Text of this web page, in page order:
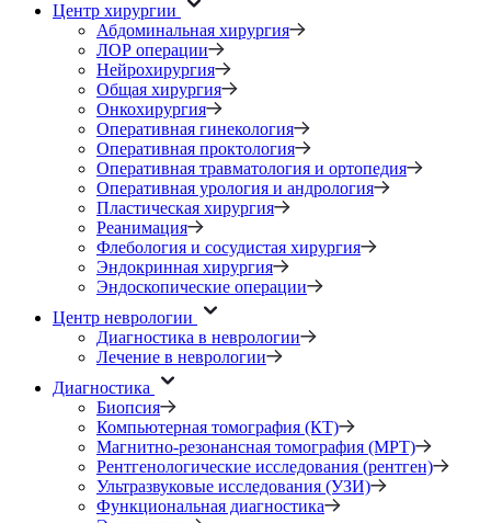
Центр хирургии
Абдоминальная хирургия
ЛОР операции
Нейрохирургия
Общая хирургия
Онкохирургия
Оперативная гинекология
Оперативная проктология
Оперативная травматология и ортопедия
Оперативная урология и андрология
Пластическая хирургия
Реанимация
Флебология и сосудистая хирургия
Эндокринная хирургия
Эндоскопические операции
Центр неврологии
Диагностика в неврологии
Лечение в неврологии
Диагностика
Биопсия
Компьютерная томография (КТ)
Магнитно-резонансная томография (МРТ)
Рентгенологические исследования (рентген)
Ультразвуковые исследования (УЗИ)
Функциональная диагностика